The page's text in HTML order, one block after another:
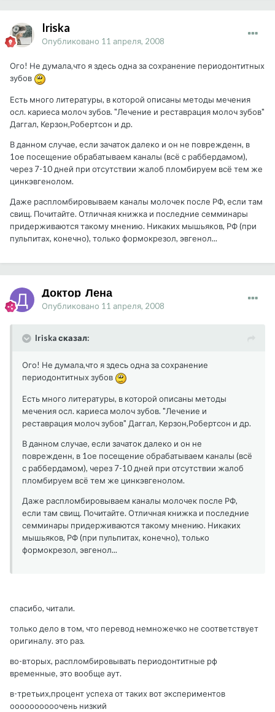
Iriska
Опубликовано 11 апреля, 2008
Ого! Не думала,что я здесь одна за сохранение периодонтитных
зубов
Есть много литературы, в которой описаны методы мечения
осл. кариеса молоч зубов. "Лечение и реставрация молоч зубов"
Даггал, Керзон,Робертсон и др.
В данном случае, если зачаток далеко и он не поврежденн, в
1ое посещение обрабатываем каналы (всё с раббердамом),
через 7-10 дней при отсутствии жалоб пломбируем всё тем же
цинкэвгенолом.
Даже распломбировываем каналы молочек после РФ, если там
свищ. Почитайте. Отличная книжка и последние семминары
придерживаются такому мнению. Никаких мышьяков, РФ (при
пульпитах, конечно), только формокрезол, эвгенол...
Доктор_Лена
Опубликовано 11 апреля, 2008
Iriska сказал:
Ого! Не думала,что я здесь одна за сохранение
периодонтитных зубов
Есть много литературы, в которой описаны методы
мечения осл. кариеса молоч зубов. "Лечение и
реставрация молоч зубов" Даггал, Керзон,Робертсон и др.
В данном случае, если зачаток далеко и он не
поврежденн, в 1ое посещение обрабатываем каналы (всё
с раббердамом), через 7-10 дней при отсутствии жалоб
пломбируем всё тем же цинкэвгенолом.
Даже распломбировываем каналы молочек после РФ,
если там свищ. Почитайте. Отличная книжка и последние
семминары придерживаются такому мнению. Никаких
мышьяков, РФ (при пульпитах, конечно), только
формокрезол, эвгенол...
спасибо, читали.
только дело в том, что перевод немножечко не соответствует
оригиналу. это раз.
во-вторых, распломбировывать периодонтитные рф
временные, это вообще аут.
в-третьих,процент успеха от таких вот экспериментов
оооооооооочень низкий